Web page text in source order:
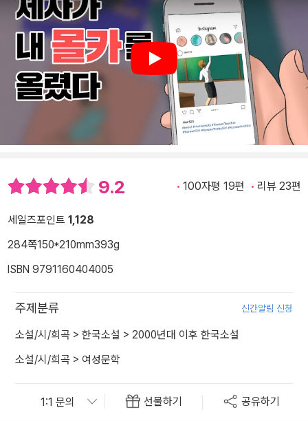
Play
9.2 100자평 19편 리뷰 23편
세일즈포인트 1,128
284쪽150*210mm393g
ISBN 9791160404005
주제분류 신간알림 신청
소설/시/희곡 > 한국소설 > 2000년대 이후 한국소설
소설/시/희곡 > 여성문학
선물하기 공유하기